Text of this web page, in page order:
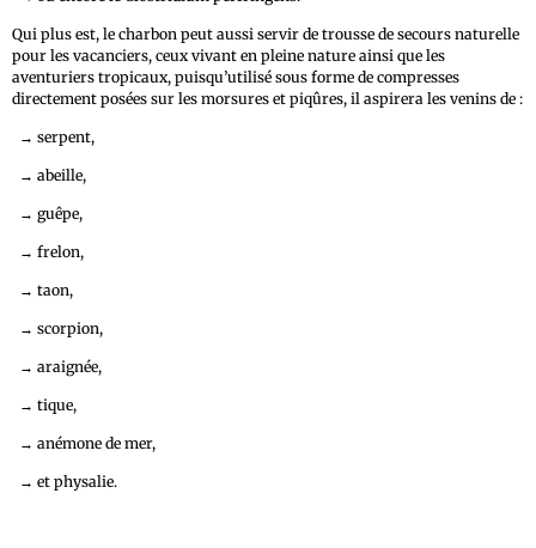
Qui plus est, le charbon peut aussi servir de trousse de secours naturelle
pour les vacanciers, ceux vivant en pleine nature ainsi que les
aventuriers tropicaux, puisqu’utilisé sous forme de compresses
directement posées sur les morsures et piqûres, il aspirera les venins de :
→ serpent,
→ abeille,
→ guêpe,
→ frelon,
→ taon,
→ scorpion,
→ araignée,
→ tique,
→ anémone de mer,
→ et physalie.